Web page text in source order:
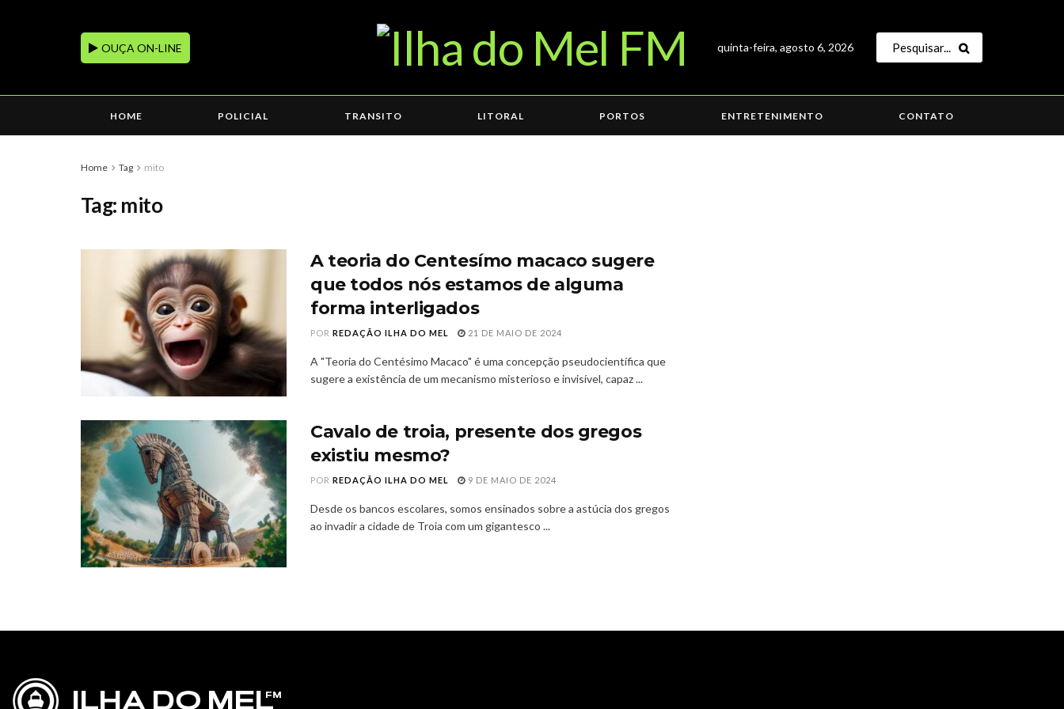
OUÇA ON-LINE quinta-feira, agosto 6, 2026
HOME POLICIAL TRANSITO LITORAL PORTOS ENTRETENIMENTO CONTATO
Home Tag mito
Tag: mito
A teoria do Centesímo macaco sugere
que todos nós estamos de alguma
forma interligados
POR REDAÇÃO ILHA DO MEL 21 DE MAIO DE 2024
A "Teoria do Centésimo Macaco" é uma concepção pseudocientífica que
sugere a existência de um mecanismo misterioso e invisível, capaz ...
Cavalo de troia, presente dos gregos
existiu mesmo?
POR REDAÇÃO ILHA DO MEL 9 DE MAIO DE 2024
Desde os bancos escolares, somos ensinados sobre a astúcia dos gregos
ao invadir a cidade de Troia com um gigantesco ...